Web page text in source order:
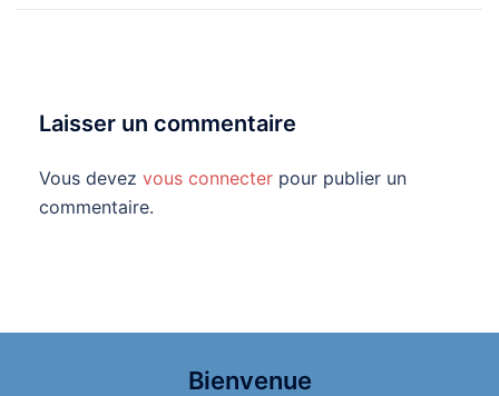
Laisser un commentaire
Vous devez vous connecter pour publier un
commentaire.
Bienvenue